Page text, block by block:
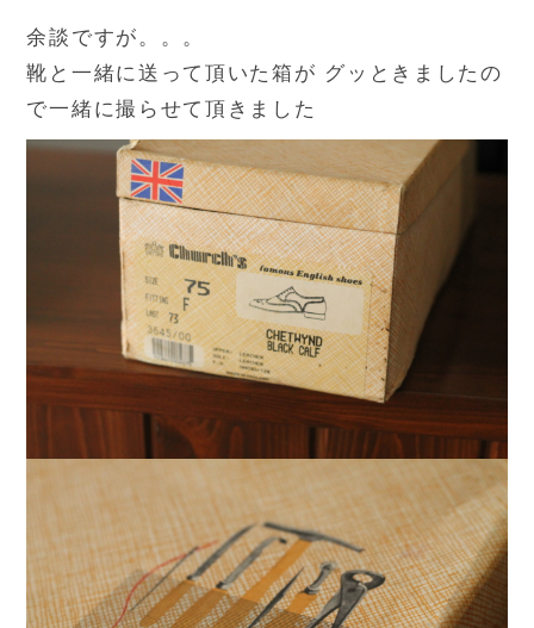
余談ですが。。。
靴と一緒に送って頂いた箱が グッときましたの
で一緒に撮らせて頂きました